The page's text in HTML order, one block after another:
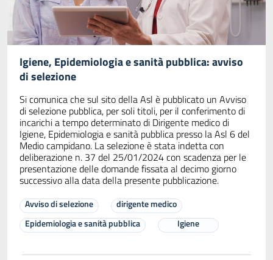
Igiene, Epidemiologia e sanità pubblica: avviso
di selezione
Si comunica che sul sito della Asl è pubblicato un Avviso
di selezione pubblica, per soli titoli, per il conferimento di
incarichi a tempo determinato di Dirigente medico di
Igiene, Epidemiologia e sanità pubblica presso la Asl 6 del
Medio campidano. La selezione è stata indetta con
deliberazione n. 37 del 25/01/2024 con scadenza per le
presentazione delle domande fissata al decimo giorno
successivo alla data della presente pubblicazione.
Avviso di selezione
dirigente medico
Epidemiologia e sanità pubblica
Igiene